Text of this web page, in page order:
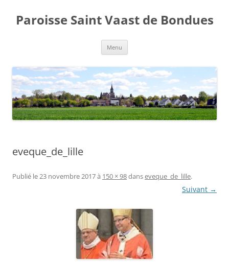
contenu
Paroisse Saint Vaast de Bondues
Menu
eveque_de_lille
Publié le23 novembre 2017à 150 × 98danseveque_de_lille.
Suivant →